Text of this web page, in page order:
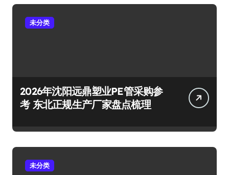
未分类
2026年沈阳远鼎塑业PE管采购参
考 东北正规生产厂家盘点梳理
未分类